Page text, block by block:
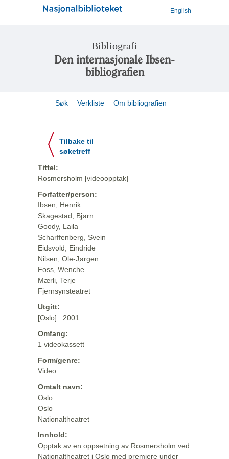
English
Bibliografi
Den internasjonale Ibsen-
bibliografien
Søk Verkliste Om bibliografien
Tilbake til
søketreff
Tittel:
Rosmersholm [videoopptak]
Forfatter/person:
Ibsen, Henrik
Skagestad, Bjørn
Goody, Laila
Scharffenberg, Svein
Eidsvold, Eindride
Nilsen, Ole-Jørgen
Foss, Wenche
Mærli, Terje
Fjernsynsteatret
Utgitt:
[Oslo] : 2001
Omfang:
1 videokassett
Form/genre:
Video
Omtalt navn:
Oslo
Oslo
Nationaltheatret
Innhold:
Opptak av en oppsetning av Rosmersholm ved
Nationaltheatret i Oslo med premiere under